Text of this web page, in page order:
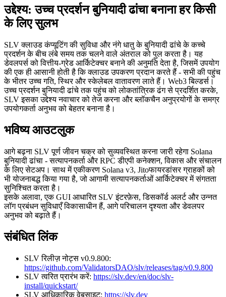
उद्देश्य: उच्च प्रदर्शन बुनियादी ढांचा बनाना हर किसी
के लिए सुलभ
SLV क्लाउड कंप्यूटिंग की सुविधा और नंगे धातु के बुनियादी ढांचे के कच्चे
प्रदर्शन के बीच लंबे समय तक चलने वाले अंतराल को पुल करता है। यह
डेवलपर्स को वित्तीय-ग्रेड आर्किटेक्चर बनाने की अनुमति देता है, जिसमें उपयोग
की एक ही आसानी होती है कि क्लाउड उपकरण प्रदान करते हैं - सभी की पहुंच
के भीतर उच्च गति, स्थिर और स्केलेबल वातावरण लाते हैं। Web3 बिल्डर्स।
उच्च प्रदर्शन बुनियादी ढांचे तक पहुंच को लोकतांत्रिक ढंग से प्रदर्शित करके,
SLV इसका उद्देश्य नवाचार को तेज करना और ब्लॉकचैन अनुप्रयोगों के समग्र
उपयोगकर्ता अनुभव को बेहतर बनाना है।
भविष्य आउटलुक
आगे बढ़ना SLV पूर्ण जीवन चक्र को सुव्यवस्थित करना जारी रहेगा Solana
बुनियादी ढांचा - सत्यापनकर्ता और RPC डीएपी कनेक्शन, विकास और संचालन
के लिए सेटअप। साथ में एकीकरण Solana v3, Jitoफायरडांसर ग्राहकों को
भी योजनाबद्ध किया गया है, जो आगामी सत्यापनकर्ताओं आर्किटेक्चर में संगतता
सुनिश्चित करता है।
इसके अलावा, एक GUI आधारित SLV इंटरफ़ेस, डिसकॉर्ड अलर्ट और उन्नत
लॉग प्रबंधन सुविधाएँ विकासाधीन हैं, आगे परिचालन दृश्यता और डेवलपर
अनुभव को बढ़ाते हैं।
संबंधित लिंक
SLV रिलीज़ नोट्स v0.9.800:
https://github.com/ValidatorsDAO/slv/releases/tag/v0.9.800
SLV त्वरित प्रारंभ करें: https://slv.dev/en/doc/slv-
install/quickstart/
SLV आधिकारिक वेबसाइट: https://slv.dev